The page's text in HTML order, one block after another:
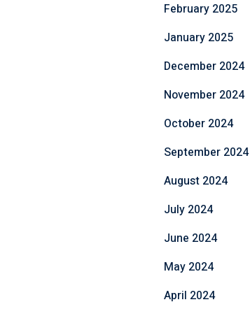
February 2025
January 2025
December 2024
November 2024
October 2024
September 2024
August 2024
July 2024
June 2024
May 2024
April 2024